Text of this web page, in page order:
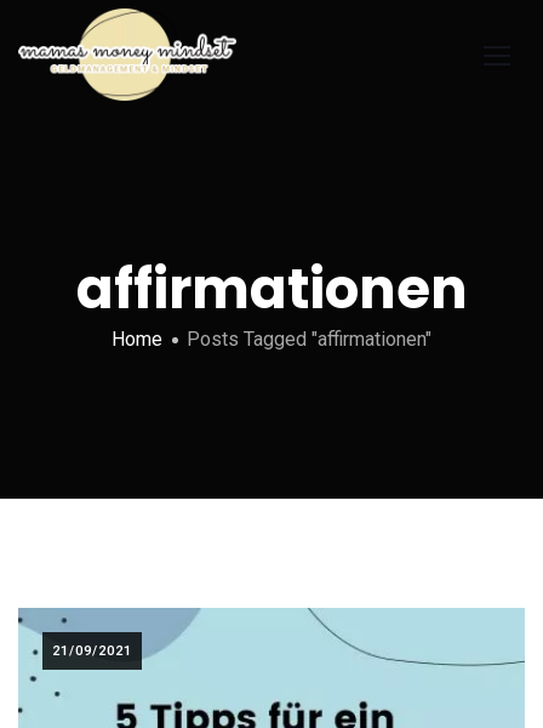
affirmationen
Home Posts Tagged "affirmationen"
21/09/2021